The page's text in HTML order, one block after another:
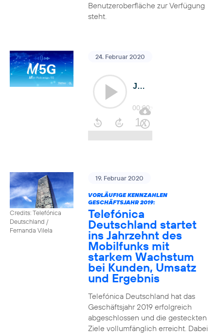
Benutzeroberfläche zur Verfügung
steht.
24. Februar 2020
Credits: Telefónica
Deutschland /
Fernanda Vilela
19. Februar 2020
VORLÄUFIGE KENNZAHLEN
GESCHÄFTSJAHR 2019:
Telefónica
Deutschland startet
ins Jahrzehnt des
Mobilfunks mit
starkem Wachstum
bei Kunden, Umsatz
und Ergebnis
Telefónica Deutschland hat das
Geschäftsjahr 2019 erfolgreich
abgeschlossen und die gesteckten
Ziele vollumfänglich erreicht. Dabei